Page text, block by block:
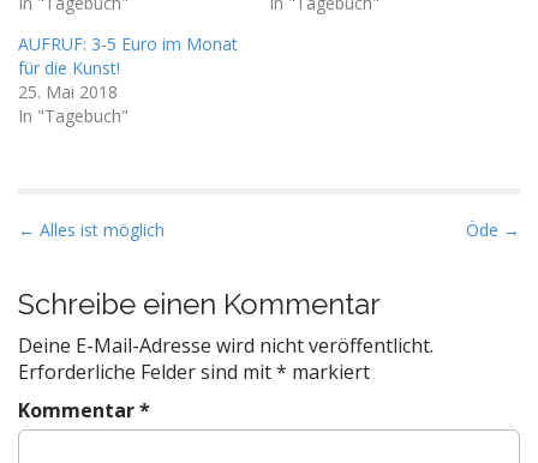
AUFRUF: 3-5 Euro im Monat
für die Kunst!
25. Mai 2018
In "Tagebuch"
P
s
t
n
a
v
← Alles ist möglich Öde →
Schreibe einen Kommentar
Deine E-Mail-Adresse wird nicht veröffentlicht.
Erforderliche Felder sind mit* markiert
Kommentar*